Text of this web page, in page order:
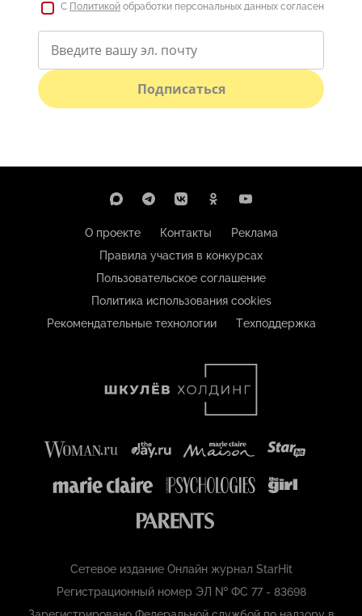
С Политикой обработки персональных данных согласен
Подписаться
О проекте Контакты
Реклама
Правила участия в конкурсах
Пользовательское соглашение
Политика использования cookies
Рекомендательные технологии
Техподдержка
Сетевое издание Онлайн журнал StarHit
Регистрационный номер ЭЛ № ФС 77 - 83698